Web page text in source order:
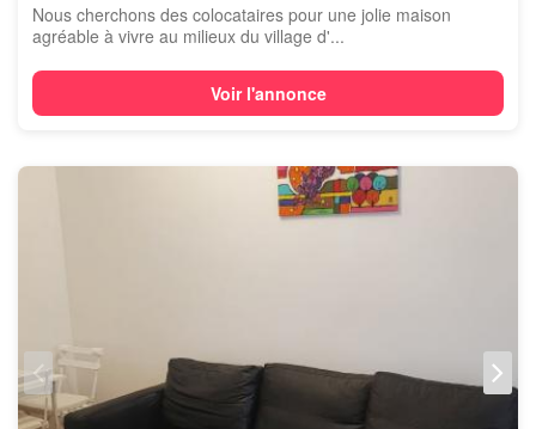
Nous cherchons des colocataires pour une jolie maison
agréable à vivre au milieux du village d'...
Voir l'annonce